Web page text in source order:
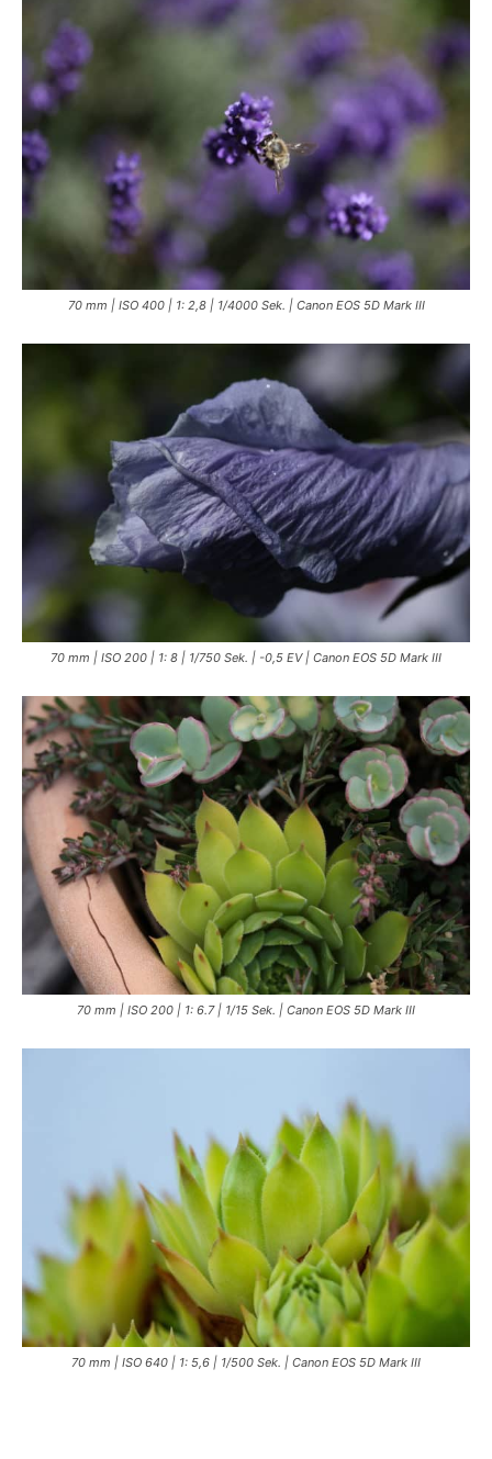
70 mm | ISO 400 | 1: 2,8 | 1/4000 Sek. | Canon EOS 5D Mark III
70 mm | ISO 200 | 1: 8 | 1/750 Sek. | -0,5 EV | Canon EOS 5D Mark III
70 mm | ISO 200 | 1: 6.7 | 1/15 Sek. | Canon EOS 5D Mark III
70 mm | ISO 640 | 1: 5,6 | 1/500 Sek. | Canon EOS 5D Mark III